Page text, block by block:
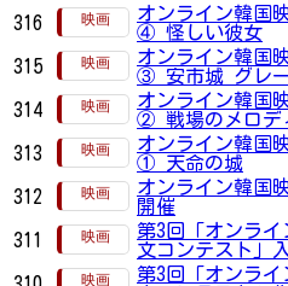
316
オンライン韓国
④ 怪しい彼女
315
オンライン韓国
③ 安市城 グレ
314
オンライン韓国
② 戦場のメロデ
313
オンライン韓国
① 天命の城
312
オンライン韓国
開催
311
第3回「オンラ
文コンテスト」
第3回「オンラ